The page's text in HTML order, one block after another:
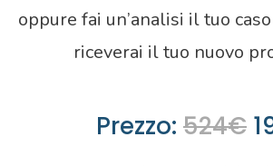
oppure fai un’analisi il tuo
riceverai il tuo nuovo
Prezzo: 524€